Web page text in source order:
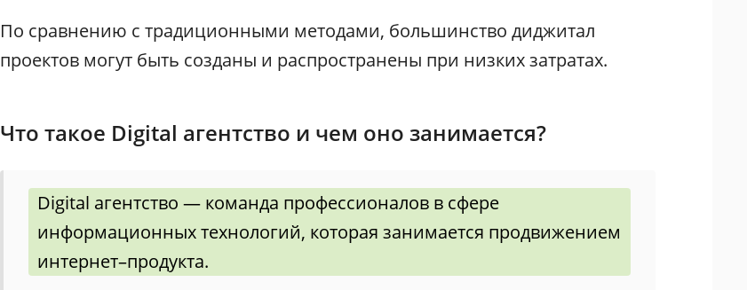
По сравнению с традиционными методами, большинство диджитал
проектов могут быть созданы и распространены при низких затратах.
Что такое Digital агентство и чем оно занимается?
Digital агентство — команда профессионалов в сфере
информационных технологий, которая занимается продвижением
интернет–продукта.